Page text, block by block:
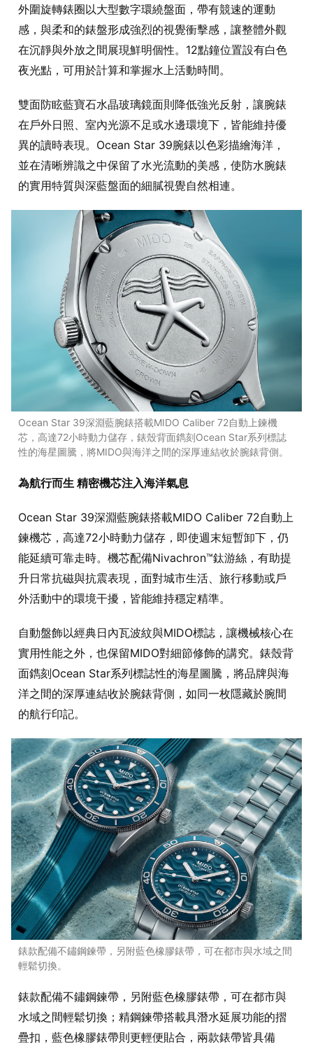
外圍旋轉錶圈以大型數字環繞盤面，帶有競速的運動
感，與柔和的錶盤形成強烈的視覺衝擊感，讓整體外觀
在沉靜與外放之間展現鮮明個性。12點鐘位置設有白色
夜光點，可用於計算和掌握水上活動時間。
雙面防眩藍寶石水晶玻璃鏡面則降低強光反射，讓腕錶
在戶外日照、室內光源不足或水邊環境下，皆能維持優
異的讀時表現。Ocean Star 39腕錶以色彩描繪海洋，
並在清晰辨識之中保留了水光流動的美感，使防水腕錶
的實用特質與深藍盤面的細膩視覺自然相連。
Ocean Star 39深淵藍腕錶搭載MIDO Caliber 72自動上鍊機
芯，高達72小時動力儲存，錶殼背面鐫刻Ocean Star系列標誌
性的海星圖騰，將MIDO與海洋之間的深厚連結收於腕錶背側。
為航行而生 精密機芯注入海洋氣息
Ocean Star 39深淵藍腕錶搭載MIDO Caliber 72自動上
鍊機芯，高達72小時動力儲存，即使週末短暫卸下，仍
能延續可靠走時。機芯配備Nivachron™鈦游絲，有助提
升日常抗磁與抗震表現，面對城市生活、旅行移動或戶
外活動中的環境干擾，皆能維持穩定精準。
自動盤飾以經典日內瓦波紋與MIDO標誌，讓機械核心在
實用性能之外，也保留MIDO對細節修飾的講究。錶殼背
面鐫刻Ocean Star系列標誌性的海星圖騰，將品牌與海
洋之間的深厚連結收於腕錶背側，如同一枚隱藏於腕間
的航行印記。
錶款配備不鏽鋼鍊帶，另附藍色橡膠錶帶，可在都市與水域之間
輕鬆切換。
錶款配備不鏽鋼鍊帶，另附藍色橡膠錶帶，可在都市與
水域之間輕鬆切換；精鋼鍊帶搭載具潛水延展功能的摺
疊扣，藍色橡膠錶帶則更輕便貼合，兩款錶帶皆具備